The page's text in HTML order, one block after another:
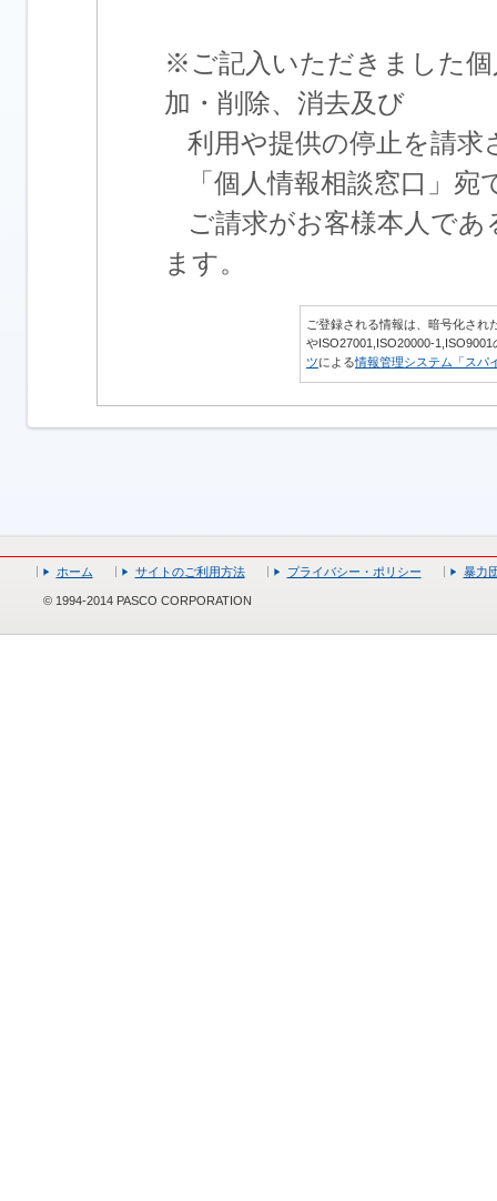
※ご記入いただきました個
加・削除、消去及び
利用や提供の停止を請求
「個人情報相談窓口」宛
ご請求がお客様本人であ
ます。
ご登録される情報は、暗号化され
やISO27001,ISO20000-
ツによる情報管理システム「スパ
ホーム サイトのご利用方法 プライバシー・ポリシー 暴力
© 1994-2014 PASCO CORPORATION